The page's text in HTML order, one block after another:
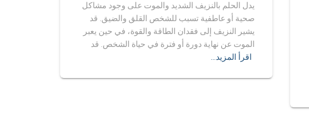
يدل الحلم بالنزيف الشديد والموت على وجود مشاكل
صحية أو عاطفية تسبب للشخص القلق والضيق. قد
يشير النزيف إلى فقدان الطاقة والقوة، في حين يعبر
الموت عن نهاية دورة أو فترة في حياة الشخص. قد
اقرأ المزيد…